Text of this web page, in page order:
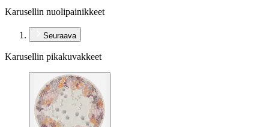
Karusellin nuolipainikkeet
Seuraava
Karusellin pikakuvakkeet